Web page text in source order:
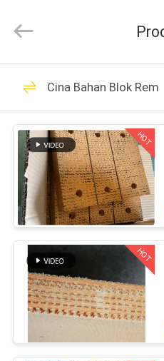
RUMAH
PRODUK
TENTANG
KAMI
TUR
PABRIK
KONTROL
KUALITAS
Reserved.
Gulungan
rem
Lapisan
Rem
Cina Bahan Blok Rem
HOT
HOT